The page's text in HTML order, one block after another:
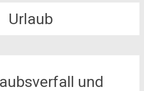
Urlaub
und